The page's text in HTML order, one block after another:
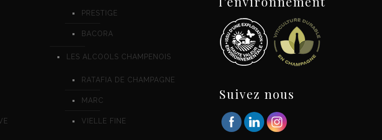
PRESTIGE
BACORA
LES ALCOOLS CHAMPENOIS
RATAFIA DE CHAMPAGNE
MARC
VIELLE FINE
Suivez nous